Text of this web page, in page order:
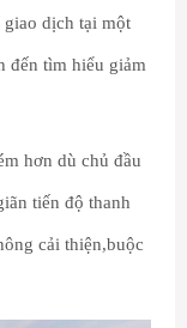
dịch tại một
đến tìm hiểu giảm
hơn dù chủ đầu
tiến độ thanh
cải thiện,buộc